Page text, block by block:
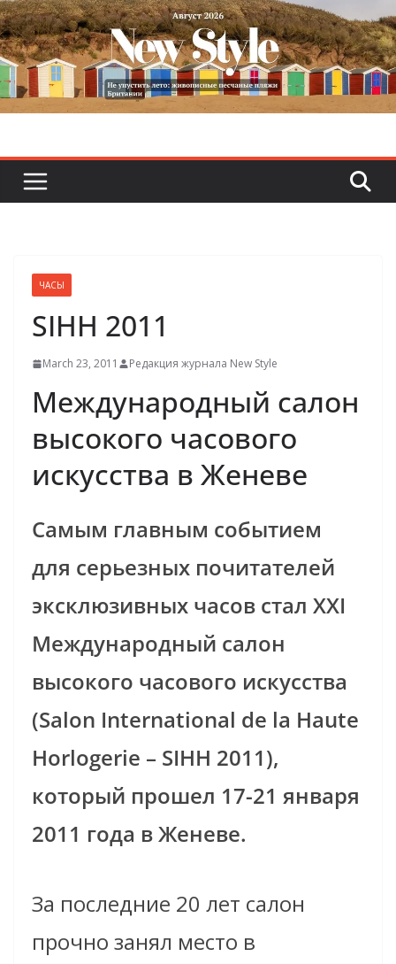
Skip
to
content
ЧАСЫ
SIHH 2011
March 23, 2011 Редакция журнала New Style
Международный салон
высокого часового
искусства в Женеве
Самым главным событием
для серьезных почитателей
эксклюзивных часов стал XXI
Международный салон
высокого часового искусства
(Salon International de la Haute
Horlogerie – SIHH 2011),
который прошел 17-21 января
2011 года в Женеве.
За последние 20 лет салон
прочно занял место в